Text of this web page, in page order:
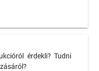
érdekli? Tudni